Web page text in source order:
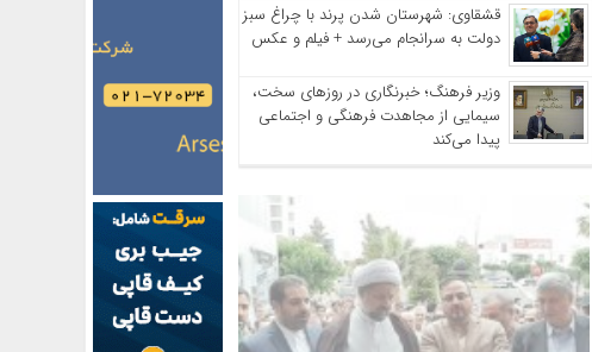
قشقاوی: شهرستان شدن پرند با چراغ سبز
دولت به سرانجام می‌رسد + فیلم و عکس
وزیر فرهنگ؛ خبرنگاری در روزهای سخت،
سیمایی از مجاهدت فرهنگی و اجتماعی
پیدا می‌کند